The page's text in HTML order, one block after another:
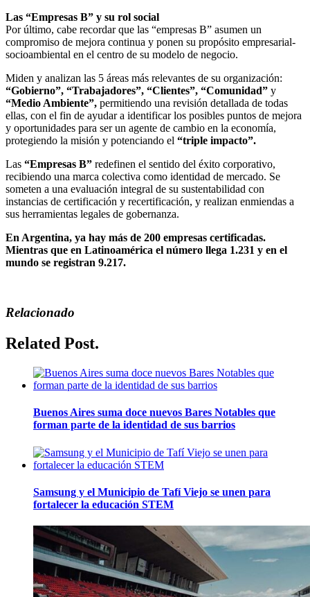
Las “Empresas B” y su rol social
Por último, cabe recordar que las “empresas B” asumen un
compromiso de mejora continua y ponen su propósito empresarial-
socioambiental en el centro de su modelo de negocio.
Miden y analizan las 5 áreas más relevantes de su organización:
“Gobierno”, “Trabajadores”, “Clientes”, “Comunidad” y
“Medio Ambiente”, permitiendo una revisión detallada de todas
ellas, con el fin de ayudar a identificar los posibles puntos de mejora
y oportunidades para ser un agente de cambio en la economía,
protegiendo la misión y potenciando el “triple impacto”.
Las “Empresas B” redefinen el sentido del éxito corporativo,
recibiendo una marca colectiva como identidad de mercado. Se
someten a una evaluación integral de su sustentabilidad con
instancias de certificación y recertificación, y realizan enmiendas a
sus herramientas legales de gobernanza.
En Argentina, ya hay más de 200 empresas certificadas.
Mientras que en Latinoamérica el número llega 1.231 y en el
mundo se registran 9.217.
Relacionado
Related Post.
Buenos Aires suma doce nuevos Bares Notables que
forman parte de la identidad de sus barrios
Samsung y el Municipio de Tafí Viejo se unen para
fortalecer la educación STEM